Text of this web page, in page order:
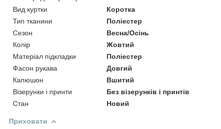
Вид куртки
Коротка
Тип тканини
Поліестер
Сезон
Весна/Осінь
Колір
Жовтий
Матеріал підкладки
Поліестер
Фасон рукава
Довгий
Капюшон
Вшитий
Візерунки і принти
Без візерунків і принтів
Стан
Новий
Приховати